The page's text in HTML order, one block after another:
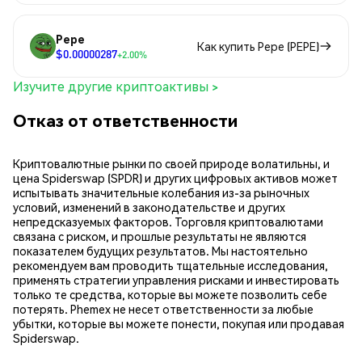
Pepe
$0.00000287+2.00%
Как купить Pepe (PEPE)
Изучите другие криптоактивы >
Отказ от ответственности
Криптовалютные рынки по своей природе волатильны, и
цена Spiderswap (SPDR) и других цифровых активов может
испытывать значительные колебания из-за рыночных
условий, изменений в законодательстве и других
непредсказуемых факторов. Торговля криптовалютами
связана с риском, и прошлые результаты не являются
показателем будущих результатов. Мы настоятельно
рекомендуем вам проводить тщательные исследования,
применять стратегии управления рисками и инвестировать
только те средства, которые вы можете позволить себе
потерять. Phemex не несет ответственности за любые
убытки, которые вы можете понести, покупая или продавая
Spiderswap.